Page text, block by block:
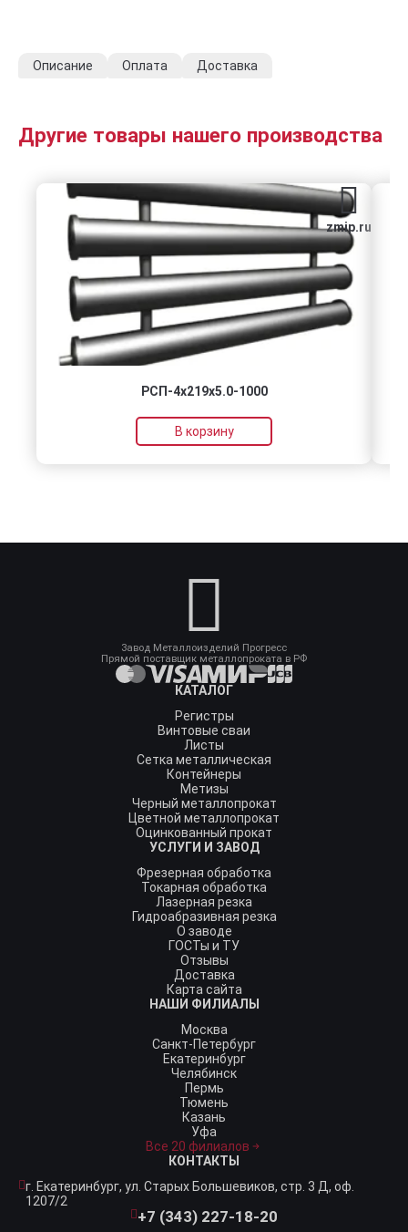
Описание Оплата Доставка
Другие товары нашего производства
zmip.ru
РСП-4x219x5.0-1000
В корзину
Завод Металлоизделий Прогресс
Прямой поставщик металлопроката в РФ
КАТАЛОГ
Регистры
Винтовые сваи
Листы
Сетка металлическая
Контейнеры
Метизы
Черный металлопрокат
Цветной металлопрокат
Оцинкованный прокат
УСЛУГИ И ЗАВОД
Фрезерная обработка
Токарная обработка
Лазерная резка
Гидроабразивная резка
О заводе
ГОСТы и ТУ
Отзывы
Доставка
Карта сайта
НАШИ ФИЛИАЛЫ
Москва
Санкт-Петербург
Екатеринбург
Челябинск
Пермь
Тюмень
Казань
Уфа
Все 20 филиалов
КОНТАКТЫ
г. Екатеринбург, ул. Старых Большевиков, стр. 3 Д, оф.
1207/2
+7 (343) 227-18-20